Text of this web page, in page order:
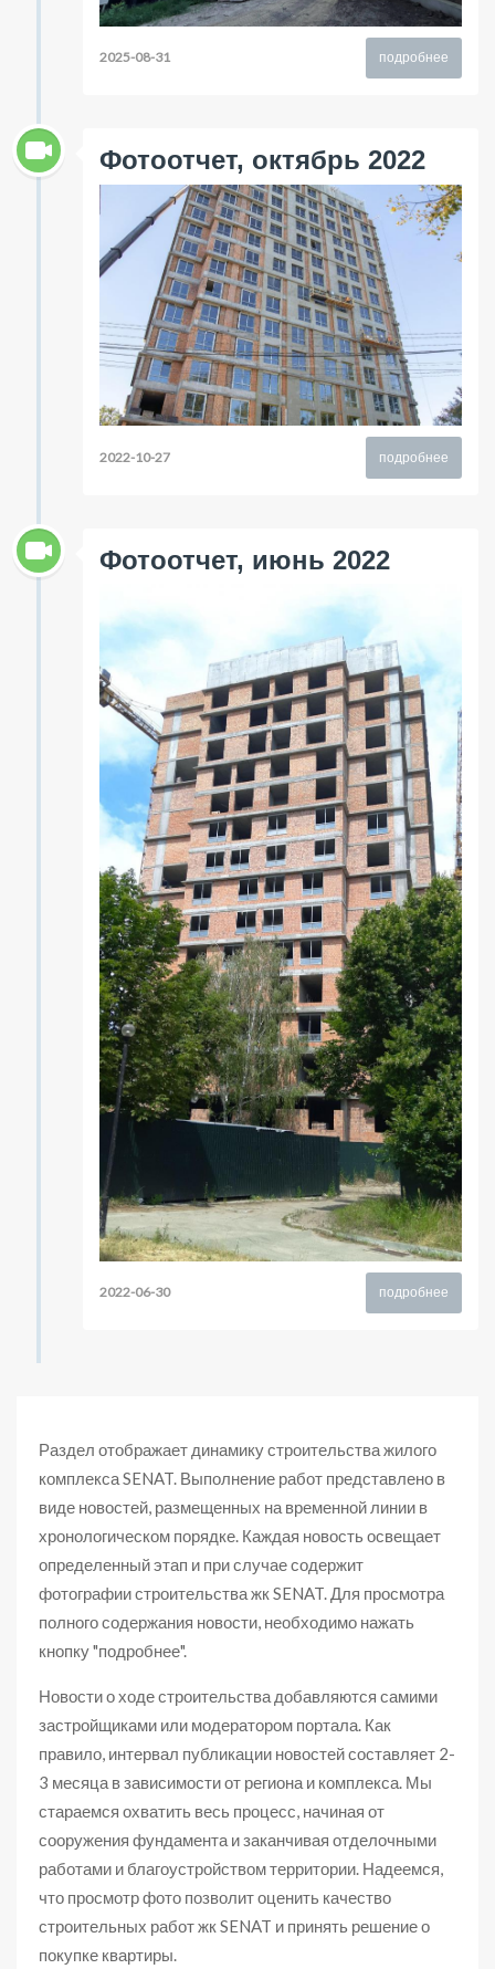
подробнее
2025-08-31
Фотоотчет, октябрь 2022
подробнее
2022-10-27
Фотоотчет, июнь 2022
подробнее
2022-06-30
Раздел отображает динамику строительства жилого
комплекса SENAT. Выполнение работ представлено в
виде новостей, размещенных на временной линии в
хронологическом порядке. Каждая новость освещает
определенный этап и при случае содержит
фотографии строительства жк SENAT. Для просмотра
полного содержания новости, необходимо нажать
кнопку "подробнее".
Новости о ходе строительства добавляются самими
застройщиками или модератором портала. Как
правило, интервал публикации новостей составляет 2-
3 месяца в зависимости от региона и комплекса. Мы
стараемся охватить весь процесс, начиная от
сооружения фундамента и заканчивая отделочными
работами и благоустройством территории. Надеемся,
что просмотр фото позволит оценить качество
строительных работ жк SENAT и принять решение о
покупке квартиры.